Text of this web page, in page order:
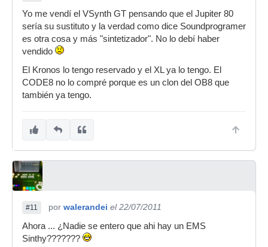
Yo me vendí el VSynth GT pensando que el Jupiter 80
sería su sustituto y la verdad como dice Soundprogramer
es otra cosa y más "sintetizador". No lo debí haber
vendido
El Kronos lo tengo reservado y el XL ya lo tengo. El
CODE8 no lo compré porque es un clon del OB8 que
también ya tengo.
#11 por walerandei el 22/07/2011
Ahora ... ¿Nadie se entero que ahi hay un EMS
Sinthy???????